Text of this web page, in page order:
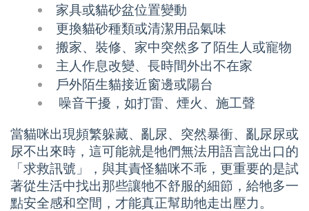
家具或貓砂盆位置變動
更換貓砂種類或清潔用品氣味
搬家、裝修、家中突然多了陌生人或寵物
主人作息改變、長時間外出不在家
戶外陌生貓接近窗邊或陽台
噪音干擾，如打雷、煙火、施工聲
當貓咪出現頻繁躲藏、亂尿、突然暴衝、亂尿尿或
尿不出來時，這可能就是牠們無法用語言說出口的
「求救訊號」，與其責怪貓咪不乖，更重要的是試
著從生活中找出那些讓牠不舒服的細節，給牠多一
點安全感和空間，才能真正幫助牠走出壓力。